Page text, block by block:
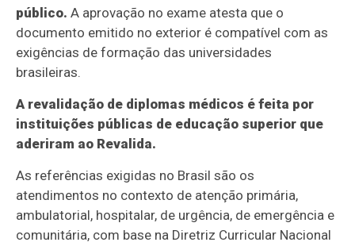
público. A aprovação no exame atesta que o
documento emitido no exterior é compatível com as
exigências de formação das universidades
brasileiras.
A revalidação de diplomas médicos é feita por
instituições públicas de educação superior que
aderiram ao Revalida.
As referências exigidas no Brasil são os
atendimentos no contexto de atenção primária,
ambulatorial, hospitalar, de urgência, de emergência e
comunitária, com base na Diretriz Curricular Nacional